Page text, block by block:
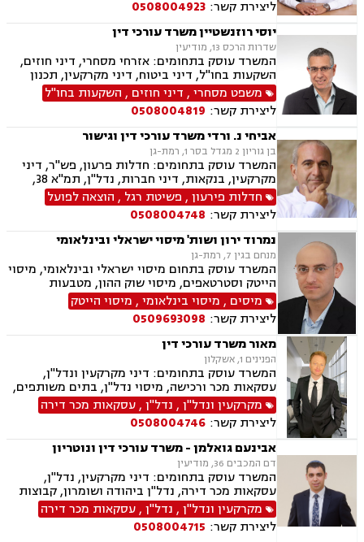
ליצירת קשר: 0508004923
יוסי רוזנשטיין משרד עורכי דין
שדרות הרכס 13, מודיעין
המשרד עוסק בתחומים: אזרחי מסחרי, דיני חוזים,
השקעות בחו"ל, דיני ביטוח, דיני מקרקעין, תכנון
ובניה, ליקויי בניה, מושבים וקיבוצים, פינוי בינוי,
קבוצות רכישה, עסקאות מכר דירה, נדל"ן, פינוי
מושכר, הפקעת קרקעות, מגרשים לבניה,נחלות
ומשקים במושבים, רשות מקרקעי ישראל, צווי
הריסה, דיני חברות, ליווי עסקי, מיסוי נדל"ן, תמא
38, פשיטת רגל, תביעות ייצוגיות
משפט מסחרי, דיני חוזים , השקעות בחו"ל
ליצירת קשר: 0508004819
אביחי נ. ורדי משרד עורכי דין וגישור
בן גוריון 2 מגדל בסר 1, רמת-גן
המשרד עוסק בתחומים: חדלות פרעון, פש"ר, דיני
מקרקעין, בנקאות, דיני חברות, נדל"ן, תמ"א 38,
מיוסי מקרקעין, ליטגציה, גישור עסקי
חדלות פירעון, פשיטת רגל , הוצאה לפועל
ליצירת קשר: 0508004748
נמרוד ירון ושות' מיסוי ישראלי ובינלאומי
מנחם בגין 7, רמת-גן
המשרד עוסק בתחום מיסוי ישראלי ובינלאומי, מיסוי
הייטק וסטרטאפים, מיסוי שוק ההון, מטבעות
דיגיטליים, גילוי מרצון, דיני חברות, ליווי מיזמים,
מיזוגים ורכישות, השקעות נדל"ן ופעילות עסקית
בחו"ל, פטור ממס הכנסה מטעמים רפואיים, עבירות
מס, חוק עידוד השקעות הון ועוד.
מיסים , מיסוי בינלאומי, מיסוי הייטק
ליצירת קשר: 0509693098
מאור משרד עורכי דין
הפנינים 1, אשקלון
המשרד עוסק בתחומים: דיני מקרקעין ונדל"ן,
עסקאות מכר ורכישה, מיסוי נדל"ן, בתים משותפים,
תכנון ובניה, ליקוי בניה, מושבים וקיבוצים, קבוצת
רכישה, מגרשים לבניה, רשות מקרקעי ישראל,
ירושות וצוואות, הסכמי ממון, ייפוי כוח מתמשך, דיני
משפחה, פונדקאות, מזונות, גישור, אפוטרופסות,
גירושין, נשואים אזרחיים, מעמד אישי, ניכור הורי,
זמני שהות, העברה בין דורית
מקרקעין ונדל"ן, נדל"ן,עסקאות מכר דירה
ליצירת קשר: 0508004746
אבינעם גואלמן - משרד עורכי דין ונוטריון
דם המכבים 36, מודיעין
המשרד עוסק בתחומים: דיני מקרקעין, נדל"ן,
עסקאות מכר דירה, נדל"ן ביהודה ושומרון, קבוצות
רכישה, מיסוי נדל"ן, פינוי מושכר, בתים משותפים,
ייפוי כוח מתמשך, ירושות וצוואות, רישוי נשק, דיני
חוזים ונוטריון
מקרקעין ונדל"ן, נדל"ן,עסקאות מכר דירה
ליצירת קשר: 0508004715